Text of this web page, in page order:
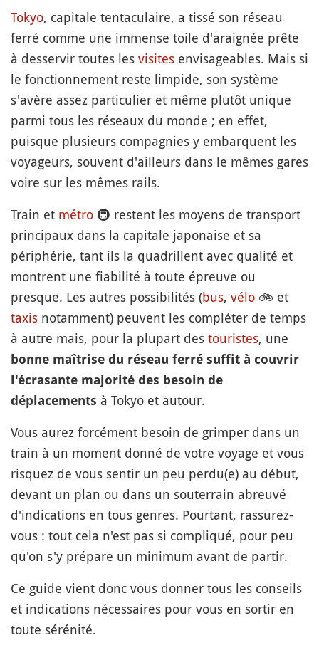
Tokyo, capitale tentaculaire, a tissé son réseau
ferré comme une immense toile d'araignée prête
à desservir toutes les visites envisageables. Mais si
le fonctionnement reste limpide, son système
s'avère assez particulier et même plutôt unique
parmi tous les réseaux du monde ; en effet,
puisque plusieurs compagnies y embarquent les
voyageurs, souvent d'ailleurs dans le mêmes gares
voire sur les mêmes rails.
Train et métro 🚇 restent les moyens de transport
principaux dans la capitale japonaise et sa
périphérie, tant ils la quadrillent avec qualité et
montrent une fiabilité à toute épreuve ou
presque. Les autres possibilités (bus, vélo 🚲 et
taxis notamment) peuvent les compléter de temps
à autre mais, pour la plupart des touristes, une
bonne maîtrise du réseau ferré suffit à couvrir
l'écrasante majorité des besoin de
déplacements à Tokyo et autour.
Vous aurez forcément besoin de grimper dans un
train à un moment donné de votre voyage et vous
risquez de vous sentir un peu perdu(e) au début,
devant un plan ou dans un souterrain abreuvé
d'indications en tous genres. Pourtant, rassurez-
vous : tout cela n'est pas si compliqué, pour peu
qu'on s'y prépare un minimum avant de partir.
Ce guide vient donc vous donner tous les conseils
et indications nécessaires pour vous en sortir en
toute sérénité.